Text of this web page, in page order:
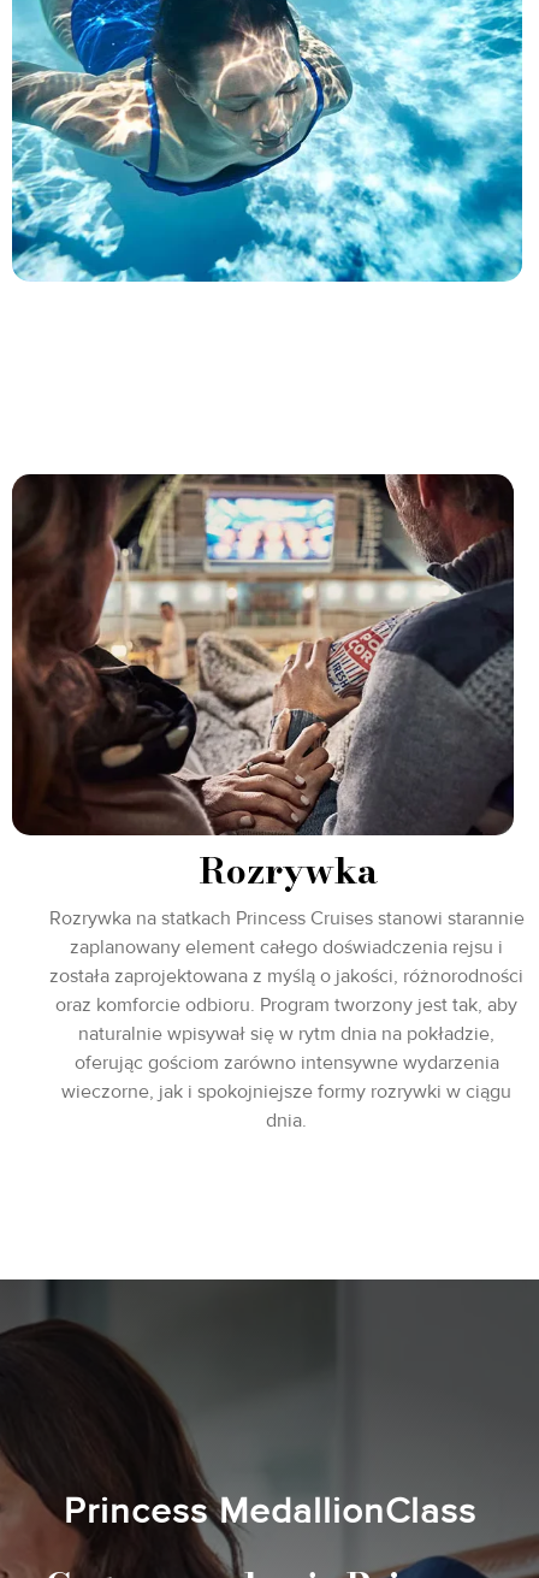
Rozrywka
Rozrywka na statkach Princess Cruises stanowi starannie
zaplanowany element całego doświadczenia rejsu i
została zaprojektowana z myślą o jakości, różnorodności
oraz komforcie odbioru. Program tworzony jest tak, aby
naturalnie wpisywał się w rytm dnia na pokładzie,
oferując gościom zarówno intensywne wydarzenia
wieczorne, jak i spokojniejsze formy rozrywki w ciągu
dnia.
Princess MedallionClass